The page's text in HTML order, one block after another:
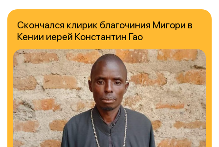
Скончался клирик благочиния Мигори в
Кении иерей Константин Гао